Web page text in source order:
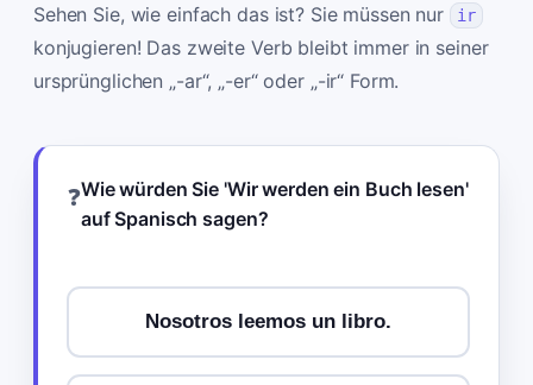
Sehen Sie, wie einfach das ist? Sie müssen nur
ir
konjugieren! Das zweite Verb bleibt immer in seiner
ursprünglichen „-ar“, „-er“ oder „-ir“ Form.
❓Wie würden Sie 'Wir werden ein Buch lesen'
auf Spanisch sagen?
Nosotros leemos un libro.